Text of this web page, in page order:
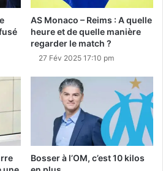
AS Monaco – Reims : A quelle
heure et de quelle manière
regarder le match ?
27 Fév 2025 17:10 pm
Bosser à l’OM, c’est 10 kilos